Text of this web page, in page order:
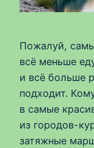
Пожалуй,
всё меньше
и всё больше
подходит.
в самые
из городов-
затяжные